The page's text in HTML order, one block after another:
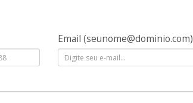
Email (seunome@dominio.com)